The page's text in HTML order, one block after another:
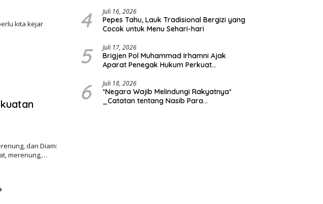
kita kejar
dan Diam:
merenung,…
4 Juli 16, 2026
Pepes Tahu, Lauk Tradisional Bergizi yang
Cocok untuk Menu Sehari-hari
5 Juli 17, 2026
Brigjen Pol Muhammad Irhamni Ajak
Aparat Penegak Hukum Perkuat
Lingkungan
6 Juli 18, 2026
*Negara Wajib Melindungi Rakyatnya*
_Catatan tentang Nasib Para